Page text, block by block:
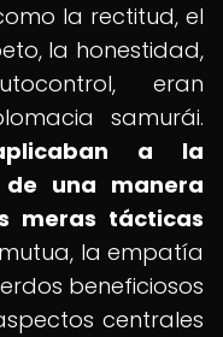
la rectitud, el
la honestidad,
eran
samurái.
a la
una manera
meras tácticas
la empatía
beneficiosos
centrales